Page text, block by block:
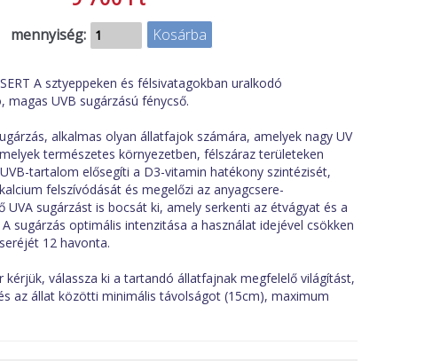
mennyiség:
A sztyeppeken és félsivatagokban uralkodó
UVB sugárzású fénycső.
alkalmas olyan állatfajok számára, amelyek nagy UV
természetes környezetben, félszáraz területeken
tartalom elősegíti a D3-vitamin hatékony szintézisét,
felszívódását és megelőzi az anyagcsere-
UVA sugárzást is bocsát ki, amely serkenti az étvágyat és a
sugárzás optimális intenzitása a használat idejével csökken
12 havonta.
kérjük, válassza ki a tartandó állatfajnak megfelelő világítást,
az állat közötti minimális távolságot (15cm), maximum